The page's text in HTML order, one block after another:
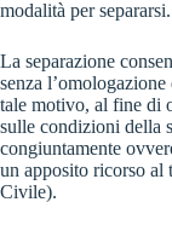
modalità per separarsi.
La separazione
senza
tale motivo, al fine di
sulle condizioni della
congiuntamente
un apposito ricorso al
Civile).